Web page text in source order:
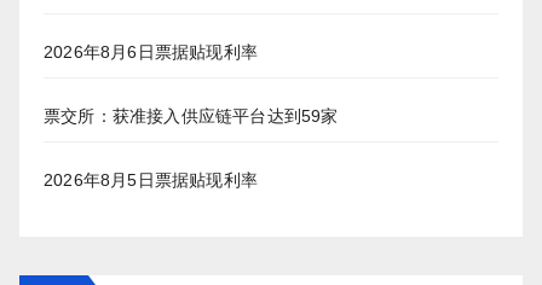
2026年8月6日票据贴现利率
票交所：获准接入供应链平台达到59家
2026年8月5日票据贴现利率